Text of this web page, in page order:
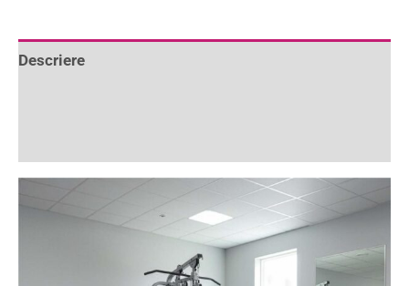
Descriere